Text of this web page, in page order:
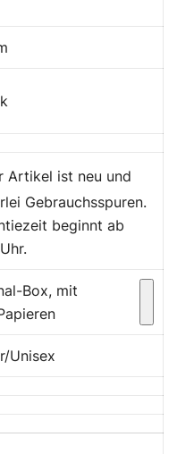
Artikel ist neu und
Gebrauchsspuren.
beginnt ab
Box, mit
Unisex